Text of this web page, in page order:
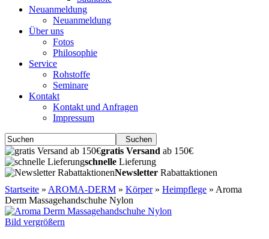
Neuanmeldung
Neuanmeldung
Über uns
Fotos
Philosophie
Service
Rohstoffe
Seminare
Kontakt
Kontakt und Anfragen
Impressum
Suchen
gratis Versand ab 150€
schnelle Lieferung
Newsletter Rabattaktionen
Startseite » AROMA-DERM » Körper» Heimpflege » Aroma
Derm Massagehandschuhe Nylon
Bild vergrößern